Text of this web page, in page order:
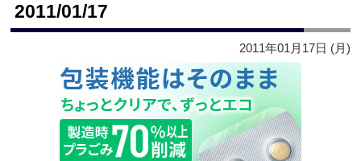
2011/01/17
2011年01月17日 (月)